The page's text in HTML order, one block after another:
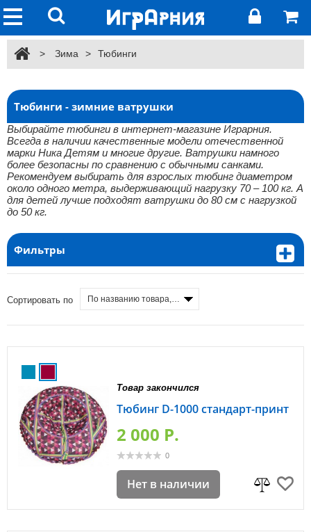
> Зима > Тюбинги
Тюбинги - зимние ватрушки
Выбирайте тюбинги в интернет-магазине Играрния.
Всегда в наличии качественные модели отечественной
марки Ника Детям и многие другие. Ватрушки намного
более безопасны по сравнению с обычными санками.
Рекомендуем выбирать для взрослых тюбинг диаметром
около одного метра, выдерживающий нагрузку 70 – 100 кг. А
для детей лучше подходят ватрушки до 80 см с нагрузкой
до 50 кг.
Фильтры
Сортировать по По названию товара, от А до Я
Товар закончился
Тюбинг D-1000 стандарт-принт
2 000 P.
0
Нет в наличии